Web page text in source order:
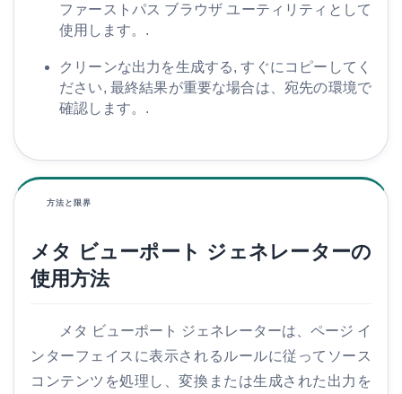
比
較
ファーストパス ブラウザ ユーティリティとして
使用します。.
クリーンな出力を生成する, すぐにコピーしてく
ださい, 最終結果が重要な場合は、宛先の環境で
確認します。.
方法と限界
メタ ビューポート ジェネレーターの
使用方法
メタ ビューポート ジェネレーターは、ページ イ
ンターフェイスに表示されるルールに従ってソース
コンテンツを処理し、変換または生成された出力を